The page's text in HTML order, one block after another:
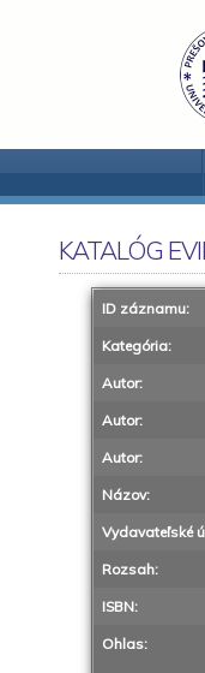
KATALÓG
ID záznamu:
Kategória:
Autor:
Autor:
Autor:
Názov:
Vydavateľské
Rozsah:
ISBN:
Ohlas: